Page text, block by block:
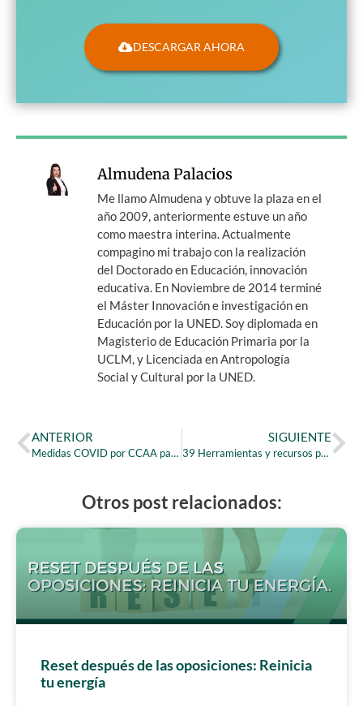
DESCARGAR AHORA
Almudena Palacios
Me llamo Almudena y obtuve la plaza en el
año 2009, anteriormente estuve un año
como maestra interina. Actualmente
compagino mi trabajo con la realización
del Doctorado en Educación, innovación
educativa. En Noviembre de 2014 terminé
el Máster Innovación e investigación en
Educación por la UNED. Soy diplomada en
Magisterio de Educación Primaria por la
UCLM, y Licenciada en Antropología
Social y Cultural por la UNED.
ANTERIOR
Medidas COVID por CCAA para interinos
SIGUIENTE
39 Herramientas y recursos para maestros
Otros post relacionados:
Reset después de las oposiciones: Reinicia
tu energía